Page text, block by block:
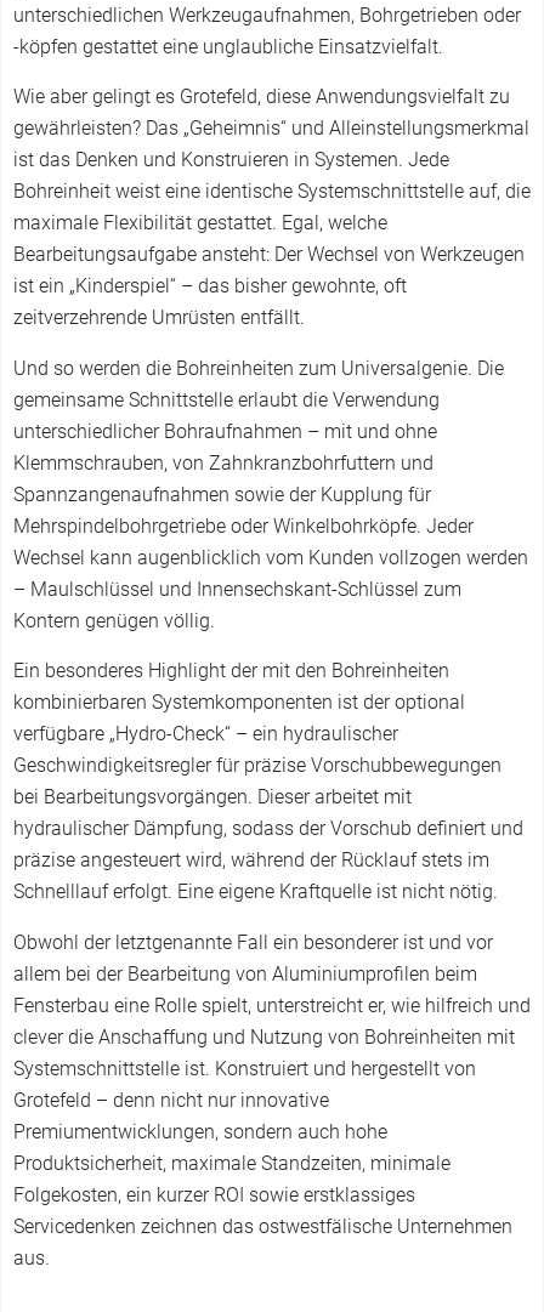
unterschiedlichen Werkzeugaufnahmen, Bohrgetrieben oder
-köpfen gestattet eine unglaubliche Einsatzvielfalt.
Wie aber gelingt es Grotefeld, diese Anwendungsvielfalt zu
gewährleisten? Das „Geheimnis“ und Alleinstellungsmerkmal
ist das Denken und Konstruieren in Systemen. Jede
Bohreinheit weist eine identische Systemschnittstelle auf, die
maximale Flexibilität gestattet. Egal, welche
Bearbeitungsaufgabe ansteht: Der Wechsel von Werkzeugen
ist ein „Kinderspiel“ – das bisher gewohnte, oft
zeitverzehrende Umrüsten entfällt.
Und so werden die Bohreinheiten zum Universalgenie. Die
gemeinsame Schnittstelle erlaubt die Verwendung
unterschiedlicher Bohraufnahmen – mit und ohne
Klemmschrauben, von Zahnkranzbohrfuttern und
Spannzangenaufnahmen sowie der Kupplung für
Mehrspindelbohrgetriebe oder Winkelbohrköpfe. Jeder
Wechsel kann augenblicklich vom Kunden vollzogen werden
– Maulschlüssel und Innensechskant-Schlüssel zum
Kontern genügen völlig.
Ein besonderes Highlight der mit den Bohreinheiten
kombinierbaren Systemkomponenten ist der optional
verfügbare „Hydro-Check“ – ein hydraulischer
Geschwindigkeitsregler für präzise Vorschubbewegungen
bei Bearbeitungsvorgängen. Dieser arbeitet mit
hydraulischer Dämpfung, sodass der Vorschub definiert und
präzise angesteuert wird, während der Rücklauf stets im
Schnelllauf erfolgt. Eine eigene Kraftquelle ist nicht nötig.
Obwohl der letztgenannte Fall ein besonderer ist und vor
allem bei der Bearbeitung von Aluminiumprofilen beim
Fensterbau eine Rolle spielt, unterstreicht er, wie hilfreich und
clever die Anschaffung und Nutzung von Bohreinheiten mit
Systemschnittstelle ist. Konstruiert und hergestellt von
Grotefeld – denn nicht nur innovative
Premiumentwicklungen, sondern auch hohe
Produktsicherheit, maximale Standzeiten, minimale
Folgekosten, ein kurzer ROI sowie erstklassiges
Servicedenken zeichnen das ostwestfälische Unternehmen
aus.